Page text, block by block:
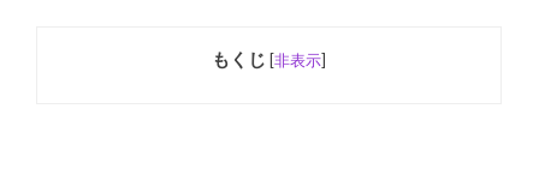
もくじ [非表示]